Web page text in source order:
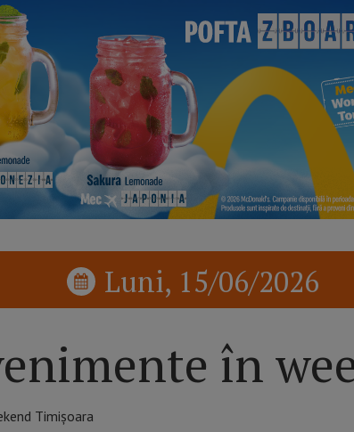
Luni, 15/06/2026
în
Timișoara